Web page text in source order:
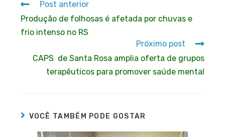
Post anterior
Produção de folhosas é afetada por chuvas e
frio intenso no RS
Próximo post
CAPS de Santa Rosa amplia oferta de grupos
terapêuticos para promover saúde mental
VOCÊ TAMBÉM PODE GOSTAR